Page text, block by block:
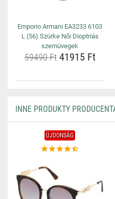
Emporio Armani EA3233 6103
L (56) Szürke Női Dioptriás
szemüvegek
59490 Ft41915 Ft
INNE PRODUKTY
ÚJDONSÁG